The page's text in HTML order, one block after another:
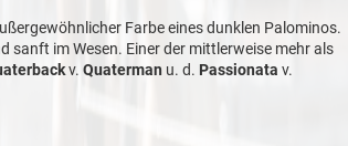
Farbe eines dunklen Palominos.
sanft im Wesen. Einer der mittlerweise mehr als
v. Quaterman u. d. Passionata v.